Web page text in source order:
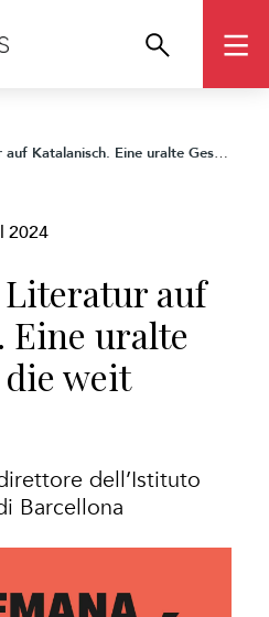
Eine uralte Geschichte, die weit reicht
2024
auf
Eine uralte
weit
dell’Istituto
Barcellona